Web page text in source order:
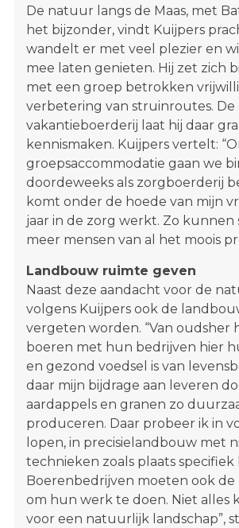
De natuur langs de Maas, met
het bijzonder, vindt Kuijpers
wandelt er met veel plezier en
mee laten genieten. Hij zet zich
met een groep betrokken
verbetering van struinroutes. De
vakantieboerderij laat hij daar
kennismaken. Kuijpers vertelt:
groepsaccommodatie gaan we
doordeweeks als zorgboerderij
komt onder de hoede van mijn
jaar in de zorg werkt. Zo kunnen
meer mensen van al het moois
Landbouw ruimte geven
Naast deze aandacht voor de
volgens Kuijpers ook de
vergeten worden. “Van oudsher
boeren met hun bedrijven hier
en gezond voedsel is van
daar mijn bijdrage aan leveren
aardappels en granen zo
produceren. Daar probeer ik in
lopen, in precisielandbouw met
technieken zoals plaats specifiek
Boerenbedrijven moeten ook
om hun werk te doen. Niet alles
voor een natuurlijk landschap”,